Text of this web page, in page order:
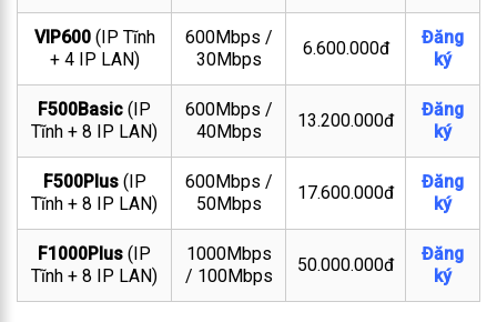
VIP600(IP Tĩnh
+ 4 IP LAN)
600Mbps /
30Mbps
6.600.000đ
Đăng
ký
F500Basic (IP
Tĩnh + 8 IP LAN)
600Mbps /
40Mbps
13.200.000đ
Đăng
ký
F500Plus(IP
Tĩnh + 8 IP LAN)
600Mbps /
50Mbps
17.600.000đ
Đăng
ký
F1000Plus (IP
Tĩnh + 8 IP LAN)
1000Mbps
/ 100Mbps
50.000.000đ
Đăng
ký